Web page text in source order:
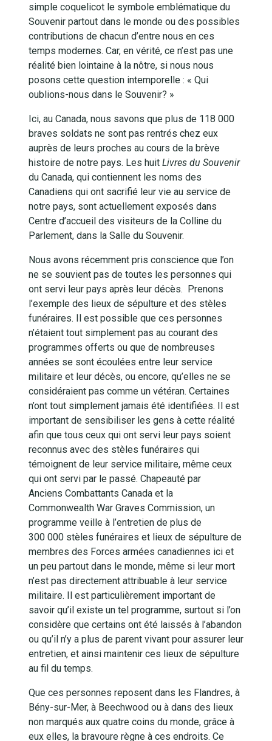
simple coquelicot le symbole emblématique du
Souvenir partout dans le monde ou des possibles
contributions de chacun d’entre nous en ces
temps modernes. Car, en vérité, ce n’est pas une
réalité bien lointaine à la nôtre, si nous nous
posons cette question intemporelle : « Qui
oublions-nous dans le Souvenir? »
Ici, au Canada, nous savons que plus de 118 000
braves soldats ne sont pas rentrés chez eux
auprès de leurs proches au cours de la brève
histoire de notre pays. Les huit Livres du Souvenir
du Canada, qui contiennent les noms des
Canadiens qui ont sacrifié leur vie au service de
notre pays, sont actuellement exposés dans
Centre d’accueil des visiteurs de la Colline du
Parlement, dans la Salle du Souvenir.
Nous avons récemment pris conscience que l’on
ne se souvient pas de toutes les personnes qui
ont servi leur pays après leur décès. Prenons
l’exemple des lieux de sépulture et des stèles
funéraires. Il est possible que ces personnes
n’étaient tout simplement pas au courant des
programmes offerts ou que de nombreuses
années se sont écoulées entre leur service
militaire et leur décès, ou encore, qu’elles ne se
considéraient pas comme un vétéran. Certaines
n’ont tout simplement jamais été identifiées. Il est
important de sensibiliser les gens à cette réalité
afin que tous ceux qui ont servi leur pays soient
reconnus avec des stèles funéraires qui
témoignent de leur service militaire, même ceux
qui ont servi par le passé. Chapeauté par
Anciens Combattants Canada et la
Commonwealth War Graves Commission, un
programme veille à l’entretien de plus de
300 000 stèles funéraires et lieux de sépulture de
membres des Forces armées canadiennes ici et
un peu partout dans le monde, même si leur mort
n’est pas directement attribuable à leur service
militaire. Il est particulièrement important de
savoir qu’il existe un tel programme, surtout si l’on
considère que certains ont été laissés à l’abandon
ou qu’il n’y a plus de parent vivant pour assurer leur
entretien, et ainsi maintenir ces lieux de sépulture
au fil du temps.
Que ces personnes reposent dans les Flandres, à
Bény-sur-Mer, à Beechwood ou à dans des lieux
non marqués aux quatre coins du monde, grâce à
eux elles, la bravoure règne à ces endroits. Ce